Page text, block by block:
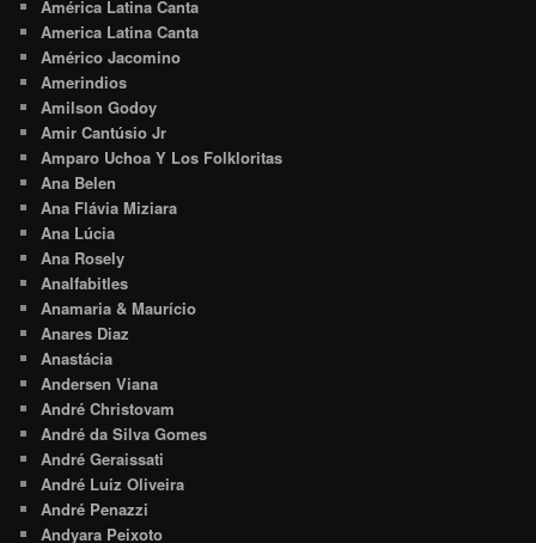
América Latina Canta
America Latina Canta
Américo Jacomino
Amerindios
Amilson Godoy
Amir Cantúsio Jr
Amparo Uchoa Y Los Folkloritas
Ana Belen
Ana Flávia Miziara
Ana Lúcia
Ana Rosely
Analfabitles
Anamaria & Maurício
Anares Diaz
Anastácia
Andersen Viana
André Christovam
André da Silva Gomes
André Geraissati
André Luiz Oliveira
André Penazzi
Andyara Peixoto